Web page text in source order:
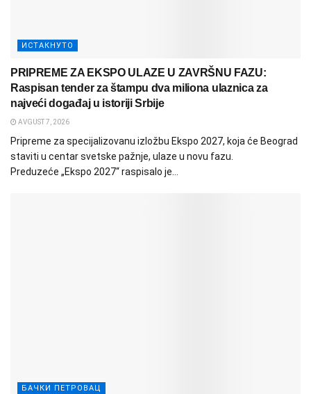
ИСТАКНУТО
PRIPREME ZA EKSPO ULAZE U ZAVRŠNU FAZU:
Raspisan tender za štampu dva miliona ulaznica za
najveći događaj u istoriji Srbije
AVGUST 7, 2026
Pripreme za specijalizovanu izložbu Ekspo 2027, koja će Beograd
staviti u centar svetske pažnje, ulaze u novu fazu.
Preduzeće „Ekspo 2027“ raspisalo je...
БАЧКИ ПЕТРОВАЦ